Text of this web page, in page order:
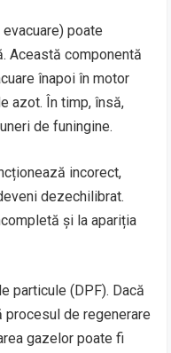
poate
Această componentă
înapoi în motor
azot. În timp, însă,
de funingine.
incorect,
dezechilibrat.
și la apariția
particule (DPF). Dacă
de regenerare
gazelor poate fi